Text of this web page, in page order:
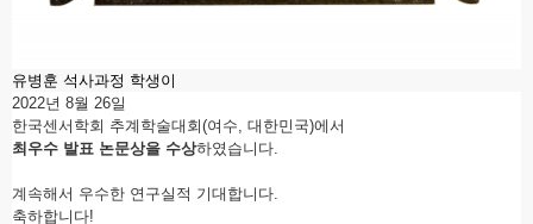
유병훈 석사과정 학생이
2022년 8월 26일
한국센서학회 추계학술대회(여수, 대한민국)에서
최우수 발표 논문상을 수상하였습니다.
계속해서 우수한 연구실적 기대합니다.
축하합니다!